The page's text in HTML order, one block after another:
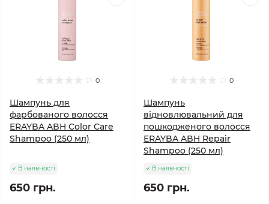
0
Шампунь для
фарбованого волосся
ERAYBA ABH Color Care
Shampoo (250 мл)
В наявності
650 грн.
0
Шампунь
відновлювальний для
пошкодженого волосся
ERAYBA ABH Repair
Shampoo (250 мл)
В наявності
650 грн.